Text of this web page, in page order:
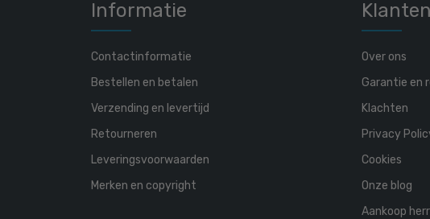
Informatie
Contactinformatie
Bestellen en betalen
Verzending en levertijd
Retourneren
Leveringsvoorwaarden
Merken en copyright
Over ons
Garantie en
Klachten
Privacy
Cookies
Onze blog
Aankoop